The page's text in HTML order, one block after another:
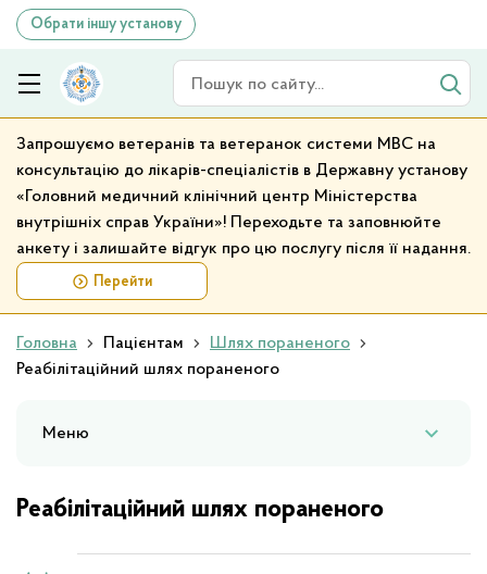
Обрати іншу установу
Запрошуємо ветеранів та ветеранок системи МВС на
консультацію до лікарів-спеціалістів в Державну установу
«Головний медичний клінічний центр Міністерства
внутрішніх справ України»! Переходьте та заповнюйте
анкету і залишайте відгук про цю послугу після її надання.
Перейти
Головна Пацієнтам
Шлях пораненого
Реабілітаційний шлях пораненого
Меню
Реабілітаційний шлях пораненого